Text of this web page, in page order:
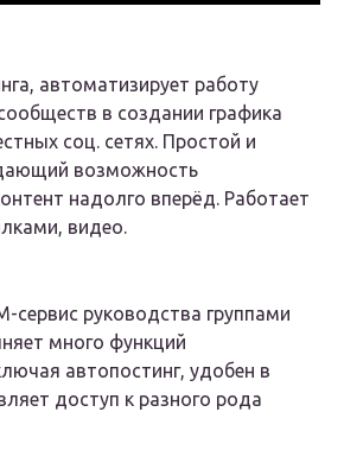
автоматизирует работу
в создании графика
соц. сетях. Простой и
возможность
надолго вперёд. Работает
видео.
сервис руководства группами
много функций
автопостинг, удобен в
доступ к разного рода